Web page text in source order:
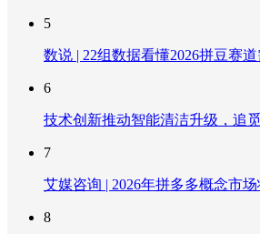
5
数说 | 22组数据看懂2026拼豆赛
6
技术创新推动智能清洁升级，追
7
艾媒咨询 | 2026年拼多多概念市
8